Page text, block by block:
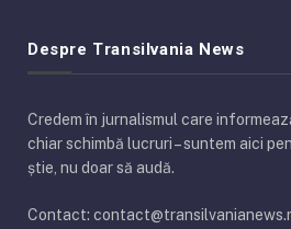
Despre Transilvania News
Credem în jurnalismul care
chiar schimbă lucruri – suntem aici
știe, nu doar să audă.
Contact: